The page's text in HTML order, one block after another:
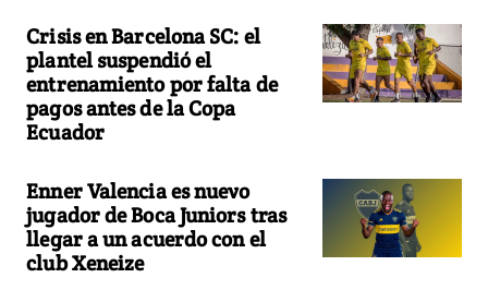
Crisis en Barcelona SC: el
plantel suspendió el
entrenamiento por falta de
pagos antes de la Copa
Ecuador
Enner Valencia es nuevo
jugador de Boca Juniors tras
llegar a un acuerdo con el
club Xeneize